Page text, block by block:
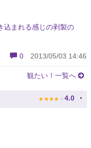
込まれる感じの剥製の
0 2013/05/03 14:46
観たい！一覧へ
★ ★ ★ ★ ★ 4.0